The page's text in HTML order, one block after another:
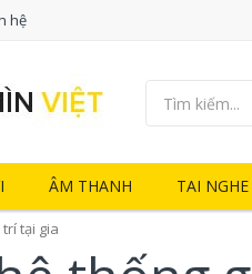
hệ
ÂM THANH TAI NGHE
tại gia